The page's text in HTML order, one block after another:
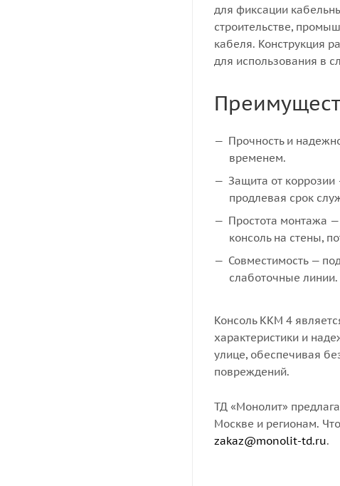
для фиксации
строительстве,
кабеля. Конструкция
для использования в
Прочность и
временем.
Защита от
продлевая срок
Простота монтажа —
консоль на стены,
Совместимость —
слаботочные линии.
Консоль ККМ 4
характеристики и
улице, обеспечивая
повреждений.
ТД «Монолит»
Москве и регионам.
zakaz@monolit-td.ru.